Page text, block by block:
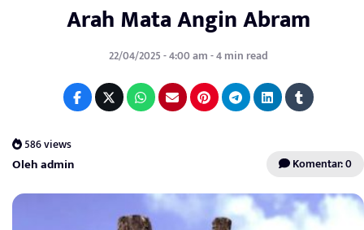
Arah Mata Angin Abram
22/04/2025 - 4:00 am - 4 min read
586 views
Oleh admin Komentar: 0